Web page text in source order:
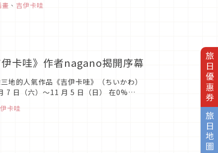
旅日優惠券
旅日地圖
畫 、 吉伊卡哇
卡哇》作者nagano揭開序幕
地的人氣作品《吉伊卡哇》（ちいかわ）
日（六）～11 月 5 日（日） 在0%
卡哇